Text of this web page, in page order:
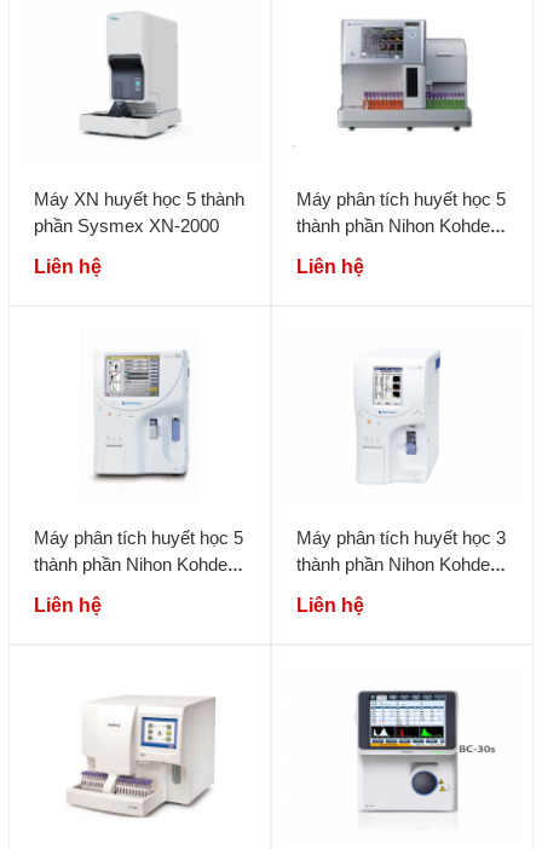
Máy XN huyết học 5 thành
phần Sysmex XN-2000
Liên hệ
Máy phân tích huyết học 5
thành phần Nihon Kohden
Liên hệ
Máy phân tích huyết học 5
thành phần Nihon Kohden
Liên hệ
Máy phân tích huyết học 3
thành phần Nihon Kohden
Liên hệ